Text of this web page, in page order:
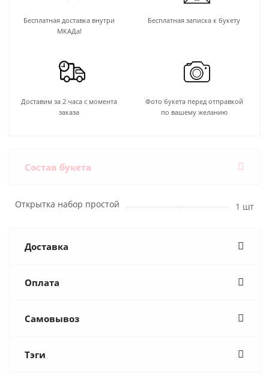
Бесплатная доставка внутри
МКАДа!
Бесплатная записка к букету
Доставим за 2 часа с момента
заказа
Фото букета перед отправкой
по вашему желанию
Состав букета
Открытка набор простой 1 шт
Доставка
Оплата
Самовывоз
Тэги